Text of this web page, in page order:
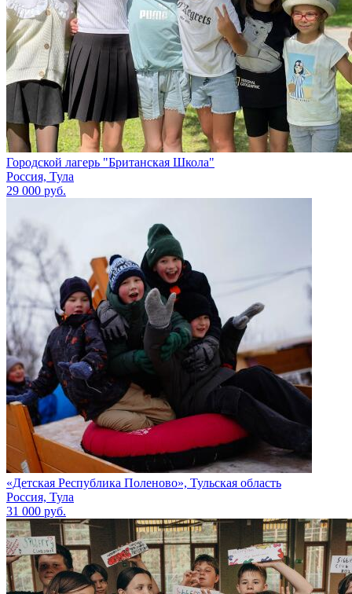
Городской лагерь "Британская Школа"
Россия, Тула
29 000 руб.
«Детская Республика Поленово», Тульская область
Россия, Тула
31 000 руб.